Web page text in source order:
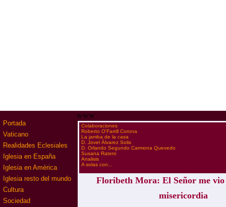
Portada
Vaticano
Realidades Eclesiales
Iglesia en España
Iglesia en América
Iglesia resto del mundo
Cultura
Sociedad
www
·Colaboraciones
·Roberto O'Farrill Corona
·La jamba de la casa
·D. Jovel Álvarez Solis
·D. Orlando Segundo Carmona Quevedo
·Susana Ratero
·Analisis
·A solas con...
Floribeth Mora: El Señor me
misericordia